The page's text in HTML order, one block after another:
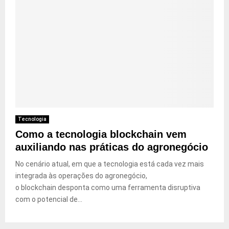
Tecnologia
Como a tecnologia blockchain vem
auxiliando nas práticas do agronegócio
No cenário atual, em que a tecnologia está cada vez mais
integrada às operações do agronegócio,
o blockchain desponta como uma ferramenta disruptiva
com o potencial de...